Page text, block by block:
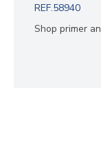
REF.58940
Shop primer